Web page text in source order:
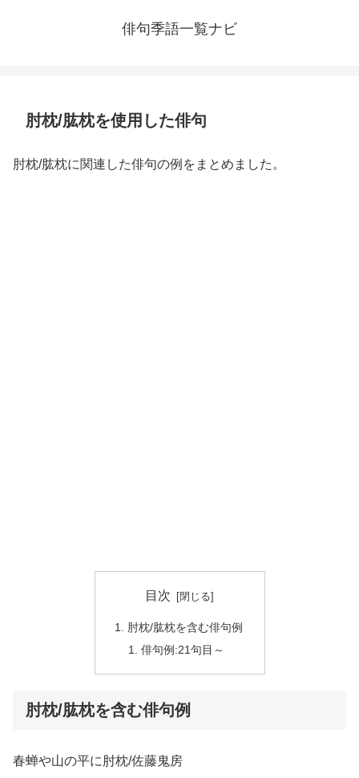
俳句季語一覧ナビ
肘枕/肱枕を使用した俳句
肘枕/肱枕に関連した俳句の例をまとめました。
目次
肘枕/肱枕を含む俳句例
俳句例:21句目～
肘枕/肱枕を含む俳句例
春蝉や山の平に肘枕/佐藤鬼房